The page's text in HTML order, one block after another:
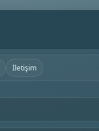
İletişim